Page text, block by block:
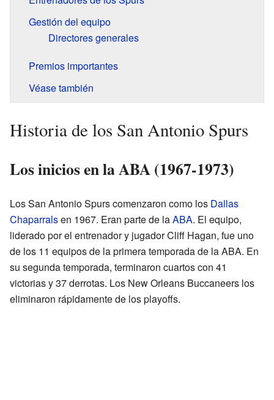
Gestión del equipo
Directores generales
Premios importantes
Véase también
Historia de los San Antonio Spurs
Los inicios en la ABA (1967-1973)
Los San Antonio Spurs comenzaron como los Dallas
Chaparralsen 1967. Eran parte de laABA. El equipo,
liderado por el entrenador y jugador Cliff Hagan, fue uno
de los 11 equipos de la primera temporada de la ABA. En
su segunda temporada, terminaron cuartos con 41
victorias y 37 derrotas. Los New Orleans Buccaneers los
eliminaron rápidamente de los playoffs.